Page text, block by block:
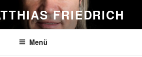
FRIEDRICH
Menü